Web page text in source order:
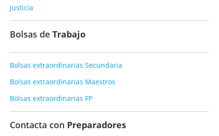
Justicia
Bolsas de Trabajo
Bolsas extraordinarias Secundaria
Bolsas extraordinarias Maestros
Bolsas extraordinarias FP
Contacta con Preparadores